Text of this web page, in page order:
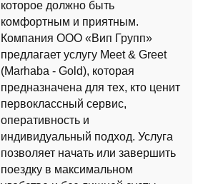
которое должно быть
комфортным и приятным.
Компания ООО «Вип Групп»
предлагает услугу Meet & Greet
(Marhaba - Gold), которая
предназначена для тех, кто ценит
первоклассный сервис,
оперативность и
индивидуальный подход. Услуга
позволяет начать или завершить
поездку в максимальном